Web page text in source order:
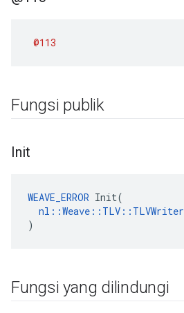
@113
Fungsi publik
Init
WEAVE_ERROR Init(
nl ::Weave :: TLV :: TLVWriter
)
Fungsi yang dilindungi